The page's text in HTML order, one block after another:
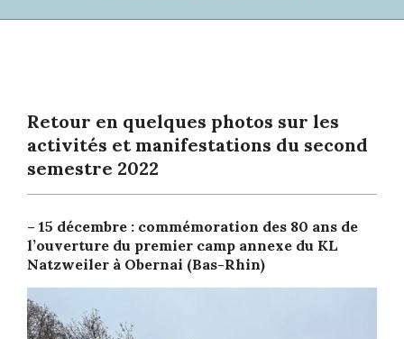
Retour en quelques photos sur les
activités et manifestations du second
semestre 2022
– 15 décembre : commémoration des 80 ans de
l’ouverture du premier camp annexe du KL
Natzweiler à Obernai (Bas-Rhin)